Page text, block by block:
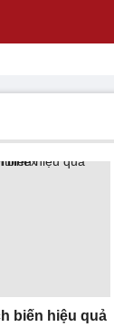
biến hiệu quả